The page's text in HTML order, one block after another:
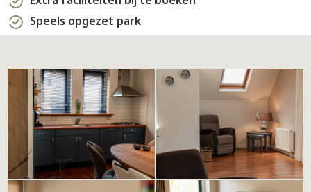
Speels opgezet park